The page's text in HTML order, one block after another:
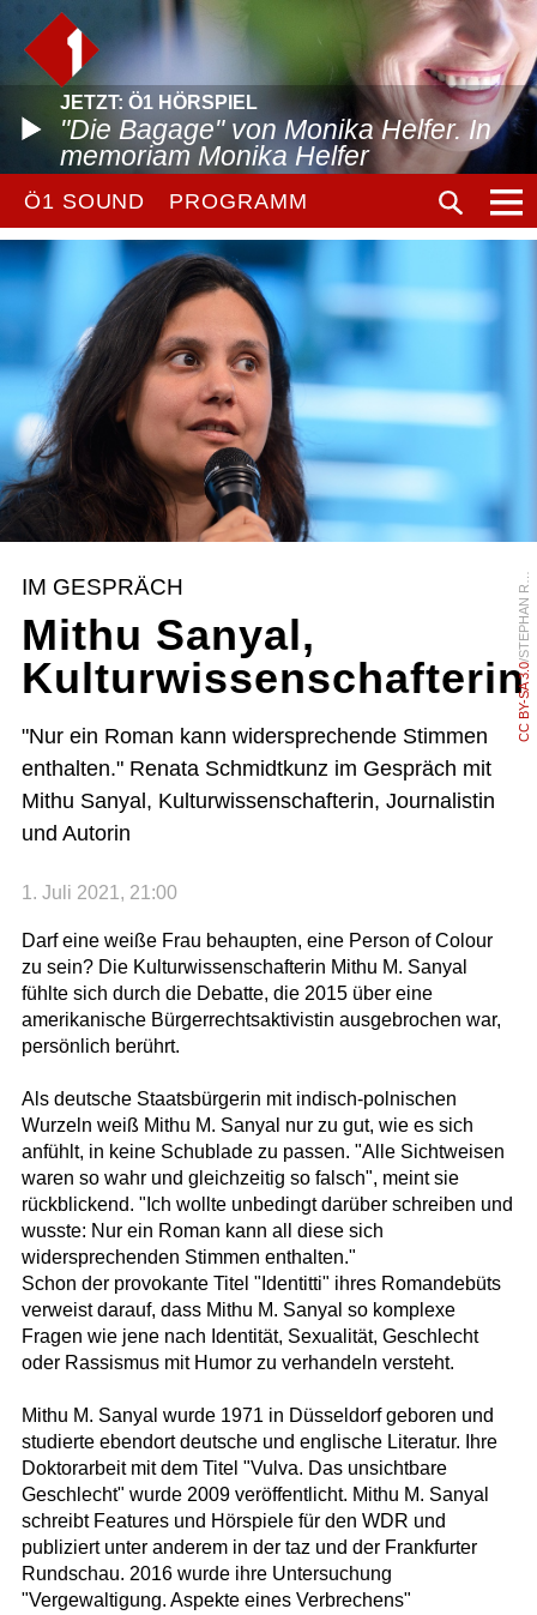
JETZT: Ö1 HÖRSPIEL
"Die Bagage" von Monika Helfer. In
memoriam Monika Helfer
Ö1 SOUND PROGRAMM
CC BY-SA 3.0
/
S
T
E
P
H
A
N
R
Ö
H
L
IM GESPRÄCH
Mithu Sanyal,
Kulturwissenschafterin
"Nur ein Roman kann widersprechende Stimmen
enthalten." Renata Schmidtkunz im Gespräch mit
Mithu Sanyal, Kulturwissenschafterin, Journalistin
und Autorin
1. Juli 2021, 21:00
Darf eine weiße Frau behaupten, eine Person of Colour
zu sein? Die Kulturwissenschafterin Mithu M. Sanyal
fühlte sich durch die Debatte, die 2015 über eine
amerikanische Bürgerrechtsaktivistin ausgebrochen war,
persönlich berührt.
Als deutsche Staatsbürgerin mit indisch-polnischen
Wurzeln weiß Mithu M. Sanyal nur zu gut, wie es sich
anfühlt, in keine Schublade zu passen. "Alle Sichtweisen
waren so wahr und gleichzeitig so falsch", meint sie
rückblickend. "Ich wollte unbedingt darüber schreiben und
wusste: Nur ein Roman kann all diese sich
widersprechenden Stimmen enthalten."
Schon der provokante Titel "Identitti" ihres Romandebüts
verweist darauf, dass Mithu M. Sanyal so komplexe
Fragen wie jene nach Identität, Sexualität, Geschlecht
oder Rassismus mit Humor zu verhandeln versteht.
Mithu M. Sanyal wurde 1971 in Düsseldorf geboren und
studierte ebendort deutsche und englische Literatur. Ihre
Doktorarbeit mit dem Titel "Vulva. Das unsichtbare
Geschlecht" wurde 2009 veröffentlicht. Mithu M. Sanyal
schreibt Features und Hörspiele für den WDR und
publiziert unter anderem in der taz und der Frankfurter
Rundschau. 2016 wurde ihre Untersuchung
"Vergewaltigung. Aspekte eines Verbrechens"